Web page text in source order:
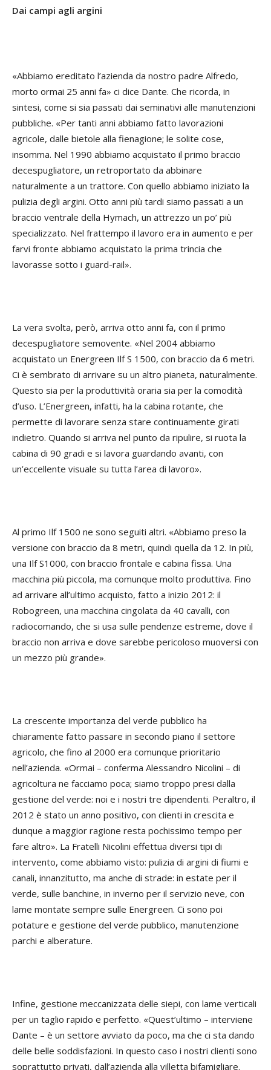
Dai campi agli argini
«Abbiamo ereditato l’azienda da nostro padre Alfredo,
morto ormai 25 anni fa» ci dice Dante. Che ricorda, in
sintesi, come si sia passati dai seminativi alle manutenzioni
pubbliche. «Per tanti anni abbiamo fatto lavorazioni
agricole, dalle bietole alla fienagione; le solite cose,
insomma. Nel 1990 abbiamo acquistato il primo braccio
decespugliatore, un retroportato da abbinare
naturalmente a un trattore. Con quello abbiamo iniziato la
pulizia degli argini. Otto anni più tardi siamo passati a un
braccio ventrale della Hymach, un attrezzo un po’ più
specializzato. Nel frattempo il lavoro era in aumento e per
farvi fronte abbiamo acquistato la prima trincia che
lavorasse sotto i guard-rail».
La vera svolta, però, arriva otto anni fa, con il primo
decespugliatore semovente. «Nel 2004 abbiamo
acquistato un Energreen Ilf S 1500, con braccio da 6 metri.
Ci è sembrato di arrivare su un altro pianeta, naturalmente.
Questo sia per la produttività oraria sia per la comodità
d’uso. L’Energreen, infatti, ha la cabina rotante, che
permette di lavorare senza stare continuamente girati
indietro. Quando si arriva nel punto da ripulire, si ruota la
cabina di 90 gradi e si lavora guardando avanti, con
un’eccellente visuale su tutta l’area di lavoro».
Al primo Ilf 1500 ne sono seguiti altri. «Abbiamo preso la
versione con braccio da 8 metri, quindi quella da 12. In più,
una Ilf S1000, con braccio frontale e cabina fissa. Una
macchina più piccola, ma comunque molto produttiva. Fino
ad arrivare all’ultimo acquisto, fatto a inizio 2012: il
Robogreen, una macchina cingolata da 40 cavalli, con
radiocomando, che si usa sulle pendenze estreme, dove il
braccio non arriva e dove sarebbe pericoloso muoversi con
un mezzo più grande».
La crescente importanza del verde pubblico ha
chiaramente fatto passare in secondo piano il settore
agricolo, che fino al 2000 era comunque prioritario
nell’azienda. «Ormai – conferma Alessandro Nicolini – di
agricoltura ne facciamo poca; siamo troppo presi dalla
gestione del verde: noi e i nostri tre dipendenti. Peraltro, il
2012 è stato un anno positivo, con clienti in crescita e
dunque a maggior ragione resta pochissimo tempo per
fare altro». La Fratelli Nicolini effettua diversi tipi di
intervento, come abbiamo visto: pulizia di argini di fiumi e
canali, innanzitutto, ma anche di strade: in estate per il
verde, sulle banchine, in inverno per il servizio neve, con
lame montate sempre sulle Energreen. Ci sono poi
potature e gestione del verde pubblico, manutenzione
parchi e alberature.
Infine, gestione meccanizzata delle siepi, con lame verticali
per un taglio rapido e perfetto. «Quest’ultimo – interviene
Dante – è un settore avviato da poco, ma che ci sta dando
delle belle soddisfazioni. In questo caso i nostri clienti sono
soprattutto privati, dall’azienda alla villetta bifamigliare.